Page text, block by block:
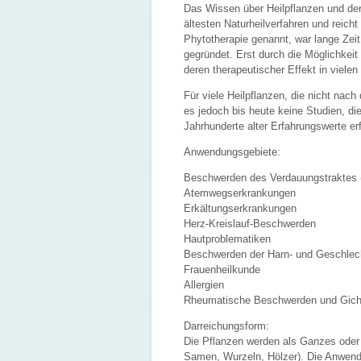
Das Wissen über Heilpflanzen und
ältesten Naturheilverfahren und
Phytotherapie genannt, war lange
gegründet. Erst durch die
deren therapeutischer Effekt in vielen
Für viele Heilpflanzen, die nicht
es jedoch bis heute keine Studien,
Jahrhunderte alter Erfahrungswerte
Anwendungsgebiete:
Beschwerden des
Atemwegserkrankungen
Erkältungserkrankungen
Herz-Kreislauf-Beschwerden
Hautproblematiken
Beschwerden der Harn- und
Frauenheilkunde
Allergien
Rheumatische Beschwerden und
Darreichungsform:
Die Pflanzen werden als Ganzes
Samen, Wurzeln, Hölzer). Die